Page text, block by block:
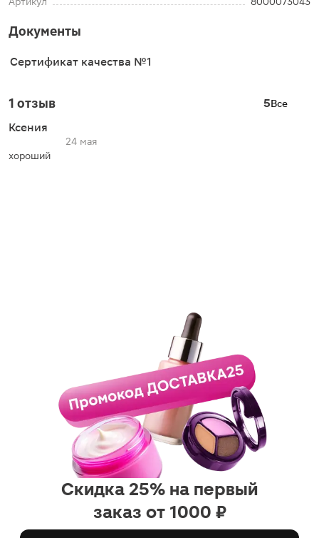
Документы
Сертификат качества №1
1 отзыв 5Все
Ксения
24 мая
хороший
Скидка 25% на первый
заказ от 1000 ₽